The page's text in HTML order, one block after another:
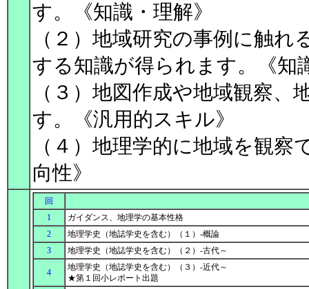
す。《知識・理解》
（２）地域研究の事例に触
する知識が得られます。《知
（３）地図作成や地域観察
す。《汎用的スキル》
（４）地理学的に地域を観
向性》
回
1
ガイダンス、地理学の基本性格
2
地理学史（地誌学史を含む）（１）-概論
3
地理学史（地誌学史を含む）（２）-古代～
4
地理学史（地誌学史を含む）（３）-近代～
★第１回小レポート出題